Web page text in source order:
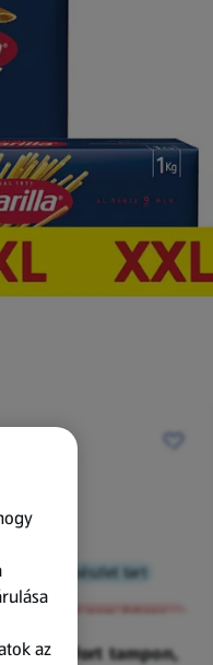
Amíg a készlet tart
XXL
A termék nem érkezett meg!
Procomfort tampon,
az